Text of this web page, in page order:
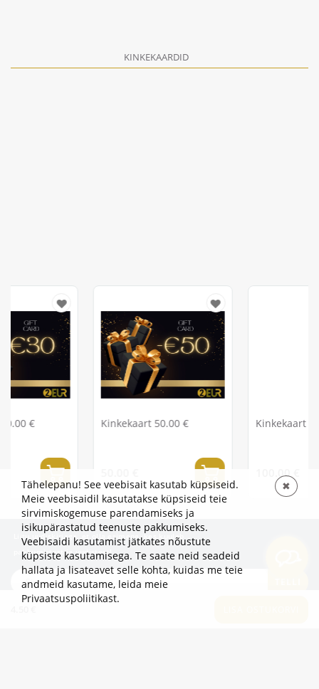
KINKEKAARDID
Kinkekaart 50.00 €
50.00 €
Kinkekaart 100.00 €
100.00 €
Liitu uudiskirjaga, et olla esimene, kes kuuleb
pakkumistest ja uudistest!
Tähelepanu! See veebisait kasutab küpsiseid.
Meie veebisaidil kasutatakse küpsiseid teie
sirvimiskogemuse parendamiseks ja
isikupärastatud teenuste pakkumiseks.
Veebisaidi kasutamist jätkates nõustute
küpsiste kasutamisega. Te saate neid seadeid
hallata ja lisateavet selle kohta, kuidas me teie
andmeid kasutame, leida meie
Privaatsuspoliitikast.
✖